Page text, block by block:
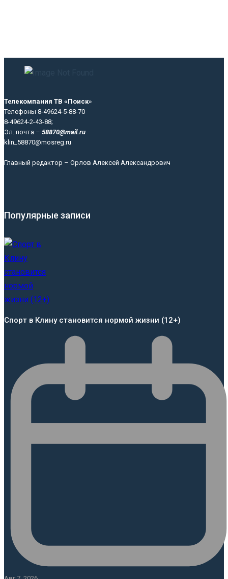
Телекомпания ТВ «Поиск»
Телефоны 8-49624-5-88-70
8-49624-2-43-88;
Эл. почта – 58870@mail.ru
klin_58870@mosreg.ru
Главный редактор – Орлов Алексей Александрович
Популярные записи
Спорт в Клину становится нормой жизни (12+)